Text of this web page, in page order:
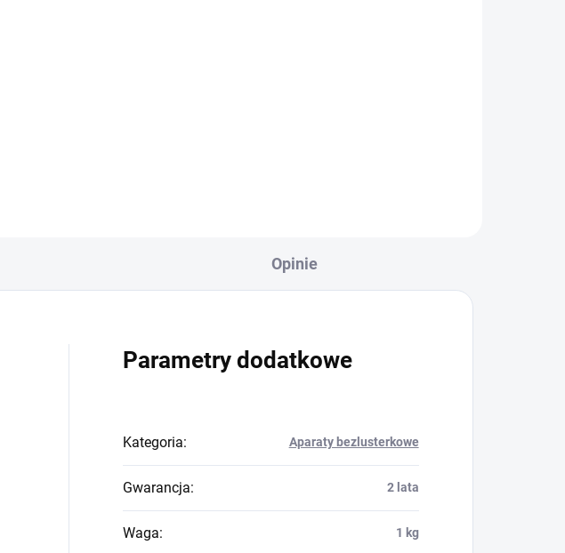
Opinie
Parametry dodatkowe
Kategoria: Aparaty bezlusterkowe
Gwarancja: 2 lata
Waga: 1 kg